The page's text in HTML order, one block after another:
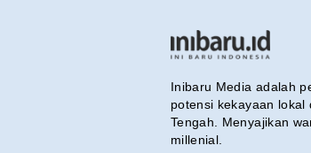
Inibaru Media adalah
potensi kekayaan
Tengah. Menyajikan
millenial.